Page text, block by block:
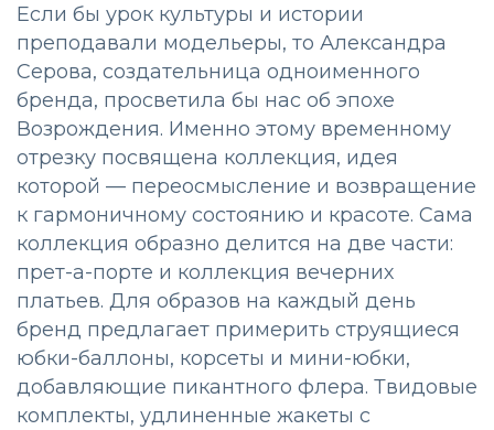
Если бы урок культуры и истории
преподавали модельеры, то Александра
Серова, создательница одноименного
бренда, просветила бы нас об эпохе
Возрождения. Именно этому временному
отрезку посвящена коллекция, идея
которой — переосмысление и возвращение
к гармоничному состоянию и красоте. Сама
коллекция образно делится на две части:
прет-а-порте и коллекция вечерних
платьев. Для образов на каждый день
бренд предлагает примерить струящиеся
юбки-баллоны, корсеты и мини-юбки,
добавляющие пикантного флера. Твидовые
комплекты, удлиненные жакеты с